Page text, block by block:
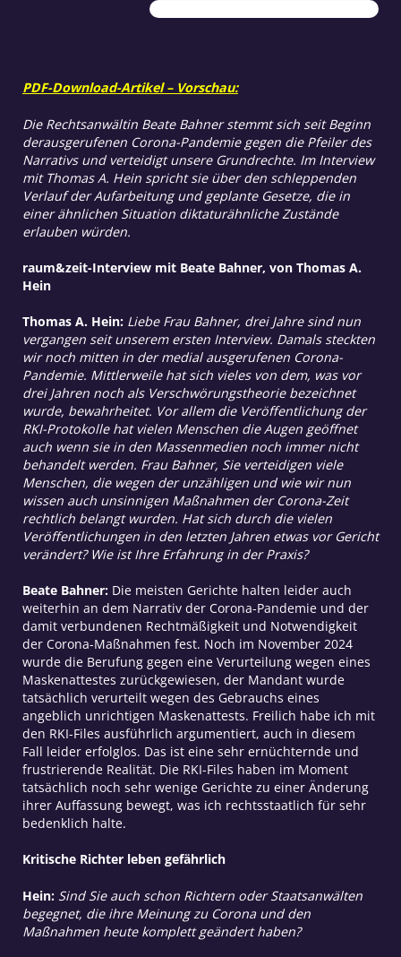
WHO
PDF-Download-Artikel – Vorschau:
Die Rechtsanwältin Beate Bahner stemmt sich seit Beginn
derausgerufenen Corona-Pandemie gegen die Pfeiler des
Narrativs und verteidigt unsere Grundrechte. Im Interview
mit Thomas A. Hein spricht sie über den schleppenden
Verlauf der Aufarbeitung und geplante Gesetze, die in
einer ähnlichen Situation diktaturähnliche Zustände
erlauben würden.
raum&zeit-Interview mit Beate Bahner, von Thomas A.
Hein
Thomas A. Hein: Liebe Frau Bahner, drei Jahre sind nun
vergangen seit unserem ersten Interview. Damals steckten
wir noch mitten in der medial ausgerufenen Corona-
Pandemie. Mittlerweile hat sich vieles von dem, was vor
drei Jahren noch als Verschwörungstheorie bezeichnet
wurde, bewahrheitet. Vor allem die Veröffentlichung der
RKI-Protokolle hat vielen Menschen die Augen geöffnet
auch wenn sie in den Massenmedien noch immer nicht
behandelt werden. Frau Bahner, Sie verteidigen viele
Menschen, die wegen der unzähligen und wie wir nun
wissen auch unsinnigen Maßnahmen der Corona-Zeit
rechtlich belangt wurden. Hat sich durch die vielen
Veröffentlichungen in den letzten Jahren etwas vor Gericht
verändert? Wie ist Ihre Erfahrung in der Praxis?
Beate Bahner:Die meisten Gerichte halten leider auch
weiterhin an dem Narrativ der Corona-Pandemie und der
damit verbundenen Rechtmäßigkeit und Notwendigkeit
der Corona-Maßnahmen fest. Noch im November 2024
wurde die Berufung gegen eine Verurteilung wegen eines
Maskenattestes zurückgewiesen, der Mandant wurde
tatsächlich verurteilt wegen des Gebrauchs eines
angeblich unrichtigen Maskenattests. Freilich habe ich mit
den RKI-Files ausführlich argumentiert, auch in diesem
Fall leider erfolglos. Das ist eine sehr ernüchternde und
frustrierende Realität. Die RKI-Files haben im Moment
tatsächlich noch sehr wenige Gerichte zu einer Änderung
ihrer Auffassung bewegt, was ich rechtsstaatlich für sehr
bedenklich halte.
Kritische Richter leben gefährlich
Hein: Sind Sie auch schon Richtern oder Staatsanwälten
begegnet, die ihre Meinung zu Corona und den
Maßnahmen heute komplett geändert haben?